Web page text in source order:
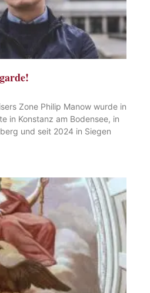
Zone Philip Manow wurde in
in Konstanz am Bodensee, in
und seit 2024 in Siegen